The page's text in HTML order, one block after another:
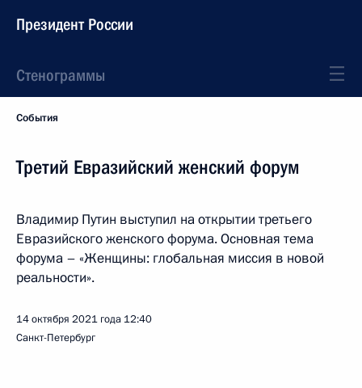
Президент России
Стенограммы
События
Третий Евразийский женский форум
Владимир Путин выступил на открытии третьего
Евразийского женского форума. Основная тема
форума – «Женщины: глобальная миссия в новой
реальности».
14 октября 2021 года 12:40
Санкт-Петербург